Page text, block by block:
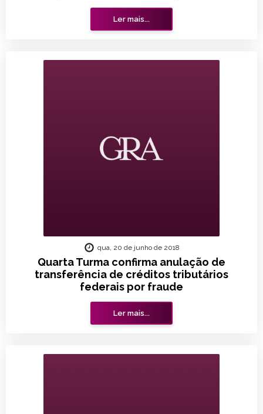
Ler mais...
Quarta Turma confirma anulação de
transferência de créditos tributários
federais por fraude
qua, 20 de junho de 2018
Ler mais...